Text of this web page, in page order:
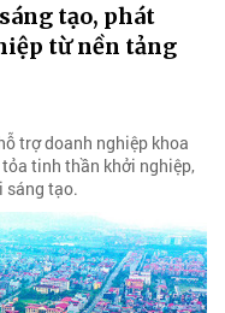
tạo, phát
từ nền tảng
trợ doanh nghiệp khoa
tinh thần khởi nghiệp,
sáng tạo.